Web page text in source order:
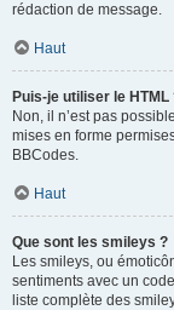
rédaction de message.
Haut
Puis-je utiliser le HTML
Non, il n’est pas
mises en forme
BBCodes.
Haut
Que sont les smileys ?
Les smileys, ou
sentiments avec un
liste complète des